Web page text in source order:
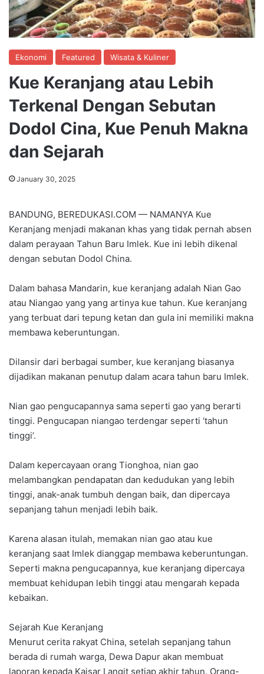
Ekonomi Featured Wisata & Kuliner
Kue Keranjang atau Lebih
Terkenal Dengan Sebutan
Dodol Cina, Kue Penuh Makna
dan Sejarah
January 30, 2025
BANDUNG, BEREDUKASI.COM — NAMANYA Kue
Keranjang menjadi makanan khas yang tidak pernah absen
dalam perayaan Tahun Baru Imlek. Kue ini lebih dikenal
dengan sebutan Dodol China.
Dalam bahasa Mandarin, kue keranjang adalah Nian Gao
atau Niangao yang yang artinya kue tahun. Kue keranjang
yang terbuat dari tepung ketan dan gula ini memiliki makna
membawa keberuntungan.
Dilansir dari berbagai sumber, kue keranjang biasanya
dijadikan makanan penutup dalam acara tahun baru Imlek.
Nian gao pengucapannya sama seperti gao yang berarti
tinggi. Pengucapan niangao terdengar seperti ‘tahun
tinggi’.
Dalam kepercayaan orang Tionghoa, nian gao
melambangkan pendapatan dan kedudukan yang lebih
tinggi, anak-anak tumbuh dengan baik, dan dipercaya
sepanjang tahun menjadi lebih baik.
Karena alasan itulah, memakan nian gao atau kue
keranjang saat Imlek dianggap membawa keberuntungan.
Seperti makna pengucapannya, kue keranjang dipercaya
membuat kehidupan lebih tinggi atau mengarah kepada
kebaikan.
Sejarah Kue Keranjang
Menurut cerita rakyat China, setelah sepanjang tahun
berada di rumah warga, Dewa Dapur akan membuat
laporan kepada Kaisar Langit setiap akhir tahun. Orang-